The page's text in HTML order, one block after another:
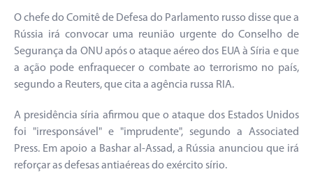
O chefe do Comitê de Defesa do Parlamento russo disse que a
Rússia irá convocar uma reunião urgente do Conselho de
Segurança da ONU após o ataque aéreo dos EUA à Síria e que
a ação pode enfraquecer o combate ao terrorismo no país,
segundo a Reuters, que cita a agência russa RIA.
A presidência síria afirmou que o ataque dos Estados Unidos
foi "irresponsável" e "imprudente", segundo a Associated
Press. Em apoio a Bashar al-Assad, a Rússia anunciou que irá
reforçar as defesas antiaéreas do exército sírio.